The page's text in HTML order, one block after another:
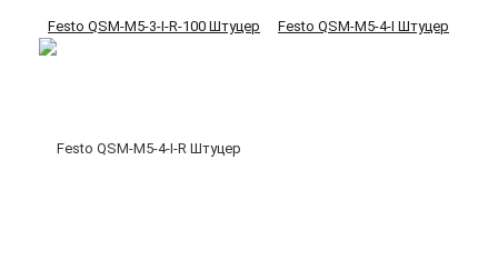
Festo QSM-M5-3-I-R-100 Штуцер Festo QSM-M5-4-I Штуцер